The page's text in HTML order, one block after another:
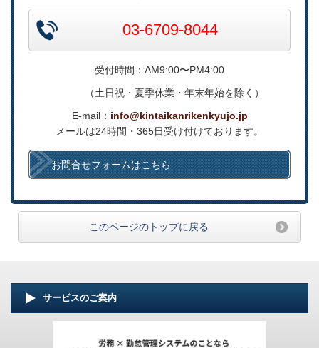
03-6709-8044
受付時間：AM9:00〜PM4:00
（土日祝・夏季休業・年末年始を除く）
E-mail： info@kintaikanrikenkyujo.jp
メールは24時間・365日受け付けております。
お問合せフォームはこちら
このページのトップに戻る
サービスのご案内